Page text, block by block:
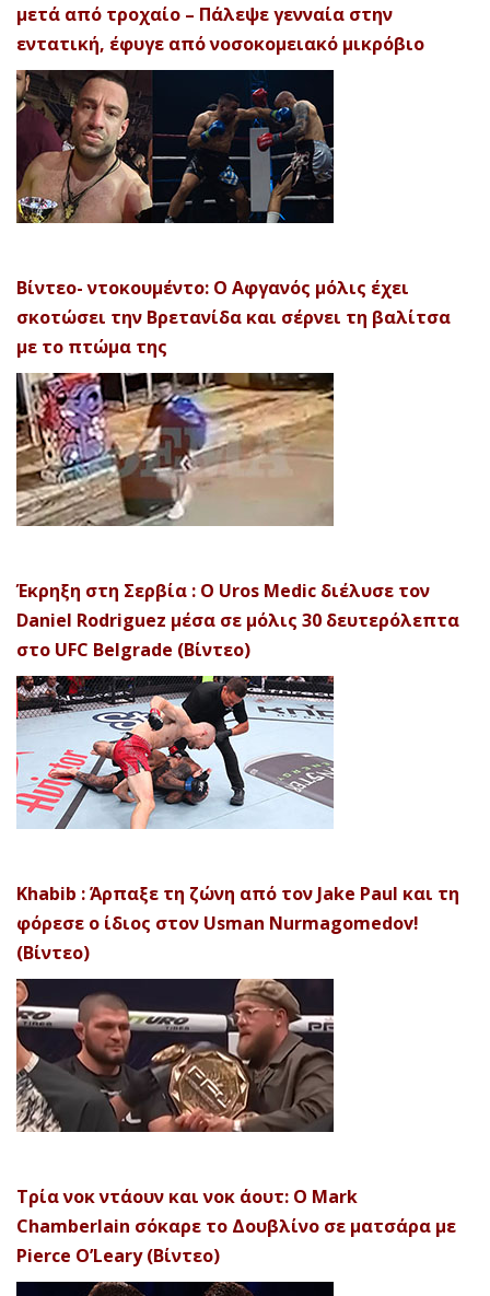
μετά από τροχαίο – Πάλεψε γενναία στην
εντατική, έφυγε από νοσοκομειακό μικρόβιο
Βίντεο- ντοκουμέντο: Ο Αφγανός μόλις έχει
σκοτώσει την Βρετανίδα και σέρνει τη βαλίτσα
με το πτώμα της
Έκρηξη στη Σερβία : Ο Uros Medic διέλυσε τον
Daniel Rodriguez μέσα σε μόλις 30 δευτερόλεπτα
στο UFC Belgrade (Βίντεο)
Khabib : Άρπαξε τη ζώνη από τον Jake Paul και τη
φόρεσε ο ίδιος στον Usman Nurmagomedov!
(Βίντεο)
Τρία νοκ ντάουν και νοκ άουτ: Ο Mark
Chamberlain σόκαρε το Δουβλίνο σε ματσάρα με
Pierce O’Leary (Βίντεο)